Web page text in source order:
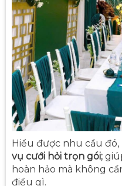
Hiểu được nhu cầu
vụ cưới hỏi trọn gói;
hoàn hảo mà không
điều gì.